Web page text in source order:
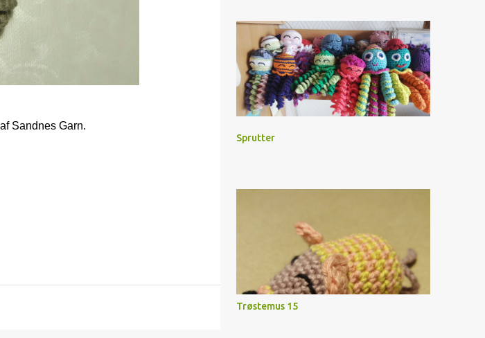
Sandnes Garn.
Sprutter
Trøstemus 15